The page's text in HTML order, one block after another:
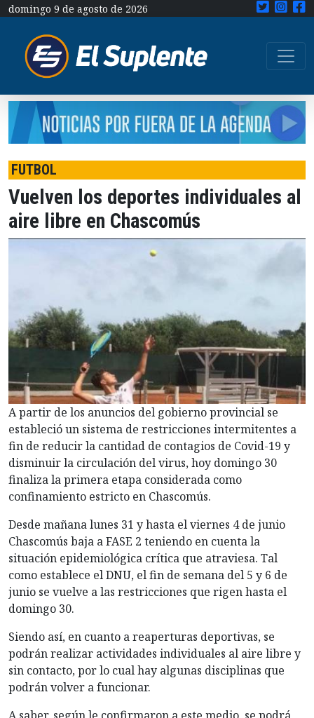
domingo 9 de agosto de 2026
FUTBOL
Vuelven los deportes individuales al
aire libre en Chascomús
A partir de los anuncios del gobierno provincial se
estableció un sistema de restricciones intermitentes a
fin de reducir la cantidad de contagios de Covid-19 y
disminuir la circulación del virus, hoy domingo 30
finaliza la primera etapa considerada como
confinamiento estricto en Chascomús.
Desde mañana lunes 31 y hasta el viernes 4 de junio
Chascomús baja a FASE 2 teniendo en cuenta la
situación epidemiológica crítica que atraviesa. Tal
como establece el DNU, el fin de semana del 5 y 6 de
junio se vuelve a las restricciones que rigen hasta el
domingo 30.
Siendo así, en cuanto a reaperturas deportivas, se
podrán realizar actividades individuales al aire libre y
sin contacto, por lo cual hay algunas disciplinas que
podrán volver a funcionar.